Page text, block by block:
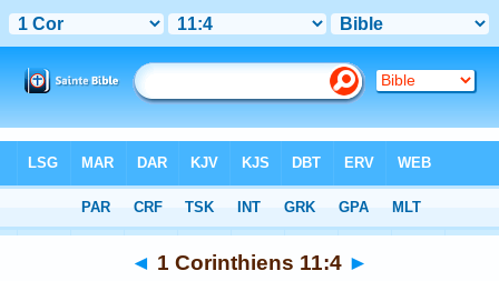
> Chapitre 11 > Verset 4
◄ 1 Corinthiens 11:4 ►